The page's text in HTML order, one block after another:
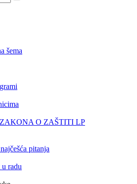
šema
O ZAŠTITI LP
pitanja
radu